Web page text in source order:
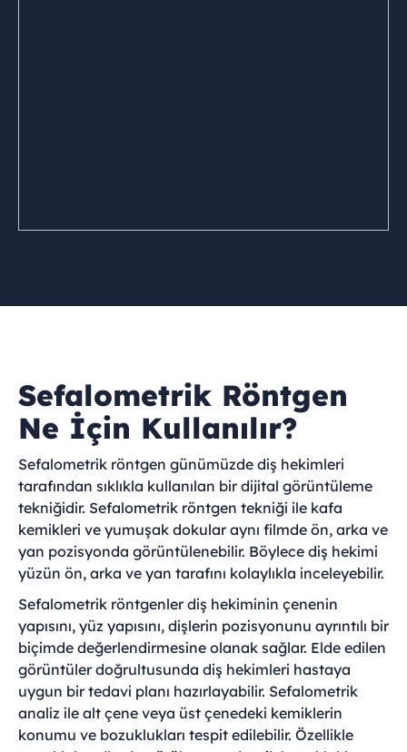
Sefalometrik Röntgen
Ne İçin Kullanılır?
Sefalometrik röntgen günümüzde diş hekimleri
tarafından sıklıkla kullanılan bir dijital görüntüleme
tekniğidir. Sefalometrik röntgen tekniği ile kafa
kemikleri ve yumuşak dokular aynı filmde ön, arka ve
yan pozisyonda görüntülenebilir. Böylece diş hekimi
yüzün ön, arka ve yan tarafını kolaylıkla inceleyebilir.
Sefalometrik röntgenler diş hekiminin çenenin
yapısını, yüz yapısını, dişlerin pozisyonunu ayrıntılı bir
biçimde değerlendirmesine olanak sağlar. Elde edilen
görüntüler doğrultusunda diş hekimleri hastaya
uygun bir tedavi planı hazırlayabilir. Sefalometrik
analiz ile alt çene veya üst çenedeki kemiklerin
konumu ve bozuklukları tespit edilebilir. Özellikle